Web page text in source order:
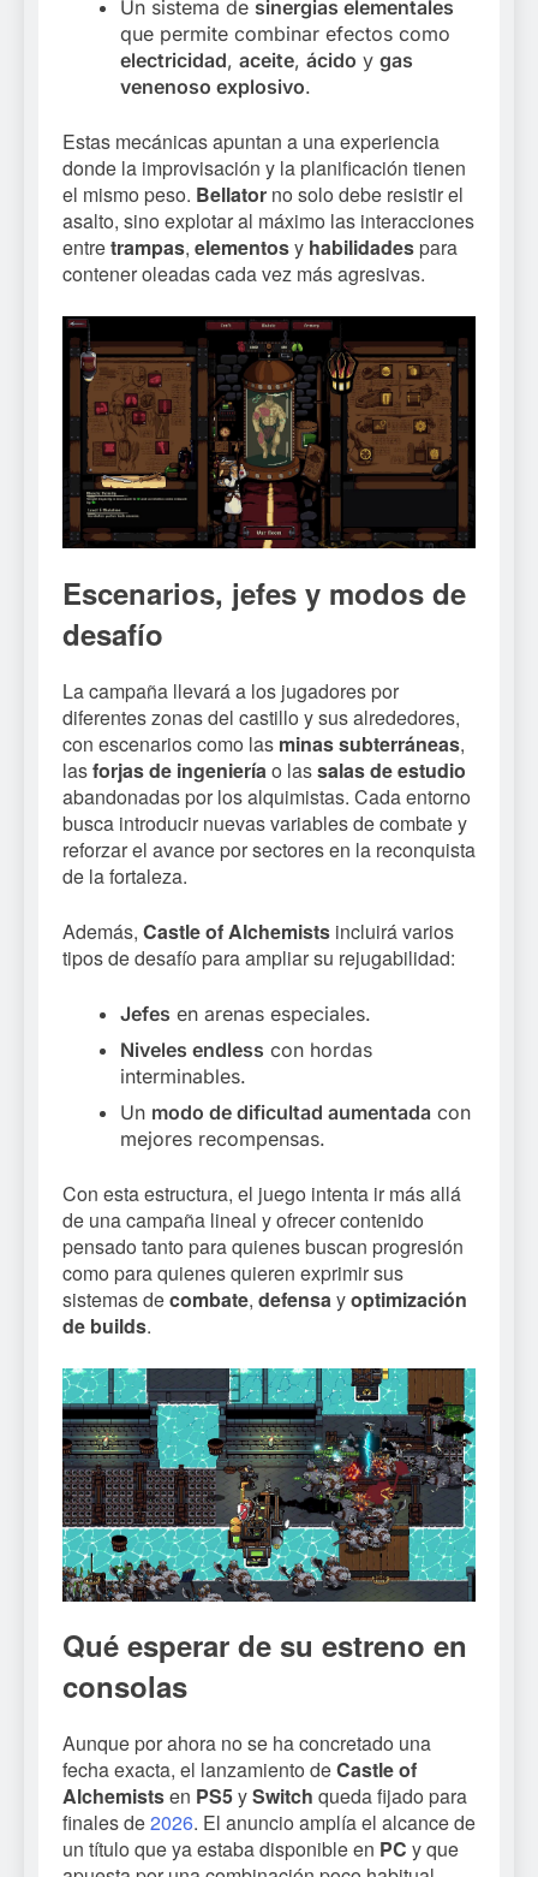
Un sistema de sinergias elementales
que permite combinar efectos como
electricidad, aceite, ácido y gas
venenoso explosivo.
Estas mecánicas apuntan a una experiencia
donde la improvisación y la planificación tienen
el mismo peso. Bellator no solo debe resistir el
asalto, sino explotar al máximo las interacciones
entretrampas, elementosy habilidades para
contener oleadas cada vez más agresivas.
Escenarios, jefes y modos de
desafío
La campaña llevará a los jugadores por
diferentes zonas del castillo y sus alrededores,
con escenarios como las minas subterráneas,
lasforjas de ingenieríao lassalas de estudio
abandonadas por los alquimistas. Cada entorno
busca introducir nuevas variables de combate y
reforzar el avance por sectores en la reconquista
de la fortaleza.
Además, Castle of Alchemists incluirá varios
tipos de desafío para ampliar su rejugabilidad:
Jefes en arenas especiales.
Niveles endless con hordas
interminables.
Un modo de dificultad aumentada con
mejores recompensas.
Con esta estructura, el juego intenta ir más allá
de una campaña lineal y ofrecer contenido
pensado tanto para quienes buscan progresión
como para quienes quieren exprimir sus
sistemas decombate, defensayoptimización
de builds.
Qué esperar de su estreno en
consolas
Aunque por ahora no se ha concretado una
fecha exacta, el lanzamiento deCastle of
Alchemistsen PS5ySwitch queda fijado para
finales de2026. El anuncio amplía el alcance de
un título que ya estaba disponible en PC y que